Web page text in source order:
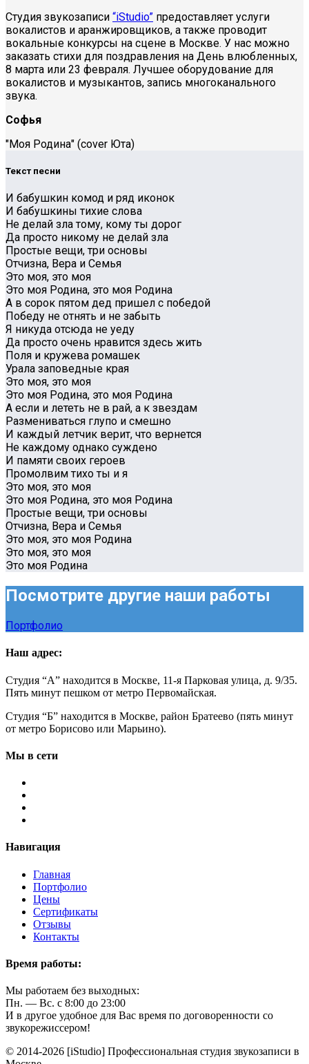
Студия звукозаписи “iStudio” предоставляет услуги
вокалистов и аранжировщиков, а также проводит
вокальные конкурсы на сцене в Москве. У нас можно
заказать стихи для поздравления на День влюбленных,
8 марта или 23 февраля. Лучшее оборудование для
вокалистов и музыкантов, запись многоканального
звука.
Софья
"Моя Родина" (cover Юта)
Текст песни
И бабушкин комод и ряд иконок
И бабушкины тихие слова
Не делай зла тому, кому ты дорог
Да просто никому не делай зла
Простые вещи, три основы
Отчизна, Вера и Семья
Это моя, это моя
Это моя Родина, это моя Родина
А в сорок пятом дед пришел с победой
Победу не отнять и не забыть
Я никуда отсюда не уеду
Да просто очень нравится здесь жить
Поля и кружева ромашек
Урала заповедные края
Это моя, это моя
Это моя Родина, это моя Родина
А если и лететь не в рай, а к звездам
Размениваться глупо и смешно
И каждый летчик верит, что вернется
Не каждому однако суждено
И памяти своих героев
Промолвим тихо ты и я
Это моя, это моя
Это моя Родина, это моя Родина
Простые вещи, три основы
Отчизна, Вера и Семья
Это моя, это моя Родина
Это моя, это моя
Это моя Родина
Посмотрите другие наши работы
Портфолио
Наш адрес:
Студия “А” находится в Москве, 11-я Парковая улица, д. 9/35.
Пять минут пешком от метро Первомайская.
Студия “Б” находится в Москве, район Братеево (пять минут
от метро Борисово или Марьино).
Мы в сети
Навигация
Главная
Портфолио
Цены
Сертификаты
Отзывы
Контакты
Время работы:
Мы работаем без выходных:
Пн. — Вс. с 8:00 до 23:00
И в другое удобное для Вас время по договоренности со
звукорежиссером!
© 2014-2026 [iStudio] Профессиональная студия звукозаписи в